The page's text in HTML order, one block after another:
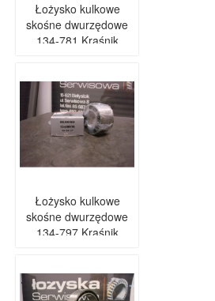
Łożysko kulkowe
skośne dwurzędowe
134-781 Kraśnik
Łożysko kulkowe
skośne dwurzędowe
134-797 Kraśnik